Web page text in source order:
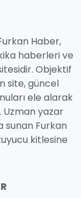
Haber,
haberleri ve
Objektif
site, güncel
ele alarak
Uzman yazar
sunan Furkan
kitlesine